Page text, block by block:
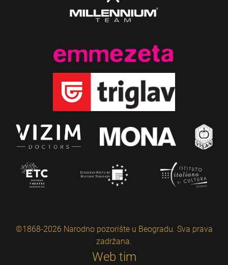
©1868-2026 Narodno pozorište u Beogradu. Sva prava
zadržana.
Web tim